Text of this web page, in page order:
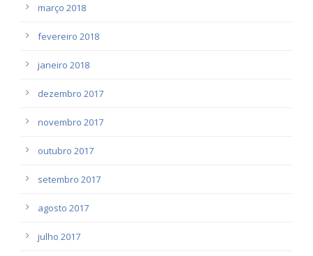
março 2018
fevereiro 2018
janeiro 2018
dezembro 2017
novembro 2017
outubro 2017
setembro 2017
agosto 2017
julho 2017